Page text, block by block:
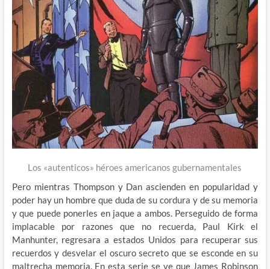
Los «autenticos» héroes americanos gubernamentales
Pero mientras Thompson y Dan ascienden en popularidad y
poder hay un hombre que duda de su cordura y de su memoria
y que puede ponerles en jaque a ambos. Perseguido de forma
implacable por razones que no recuerda, Paul Kirk el
Manhunter, regresara a estados Unidos para recuperar sus
recuerdos y desvelar el oscuro secreto que se esconde en su
maltrecha memoria. En esta serie se ve que James Robinson